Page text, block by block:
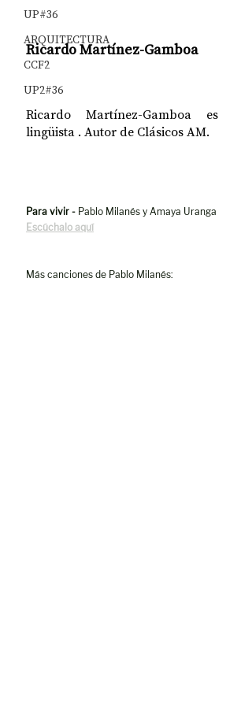
UP#36
ARQUITECTURA
CCF2
UP2#36
Ricardo Martínez-Gamboa
Ricardo Martínez-Gamboa es
lingüista . Autor de Clásicos AM.
Para vivir - Pablo Milanés y Amaya Uranga
Escúchalo aquí
Más canciones de Pablo Milanés: